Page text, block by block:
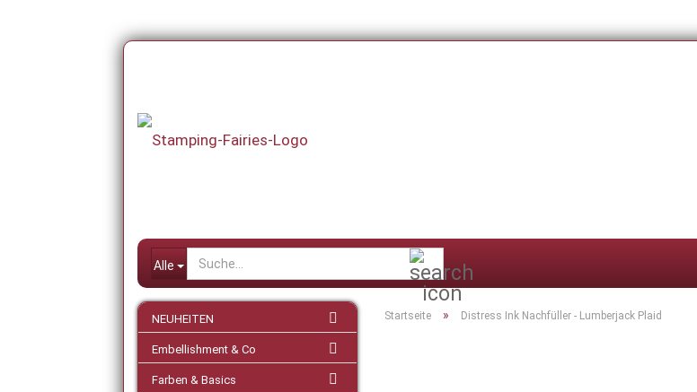
Alle
Startseite » Distress Ink Nachfüller - Lumberjack Plaid
NEUHEITEN
Embellishment & Co
Farben & Basics